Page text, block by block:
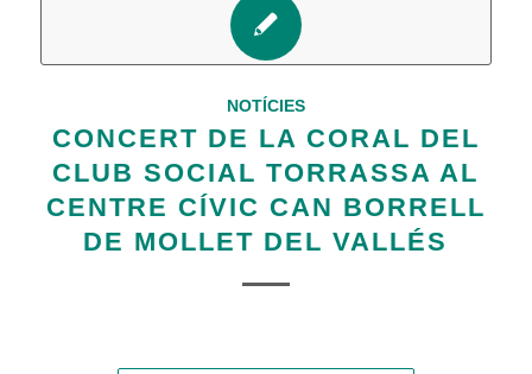
NOTÍCIES
CONCERT DE LA CORAL DEL
CLUB SOCIAL TORRASSA AL
CENTRE CÍVIC CAN BORRELL
DE MOLLET DEL VALLÉS